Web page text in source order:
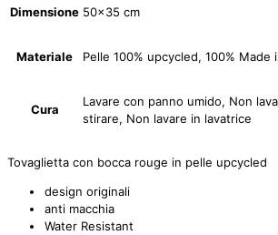
Dimensione 50×35 cm
Materiale Pelle 100% upcycled, 100% Made
Cura
Lavare con panno umido, Non
stirare, Non lavare in lavatrice
Tovaglietta con bocca rouge in pelle upcycled
design originali
anti macchia
Water Resistant